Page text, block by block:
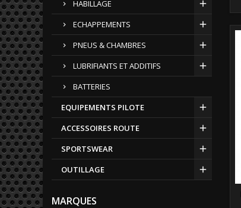
HABILLAGE
ECHAPPEMENTS
PNEUS & CHAMBRES
LUBRIFIANTS ET ADDITIFS
BATTERIES
EQUIPEMENTS PILOTE
ACCESSOIRES ROUTE
SPORTSWEAR
OUTILLAGE
MARQUES